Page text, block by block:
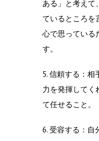
ある」と考えて
ているところを
心で思っている
す。
5. 信頼する：相
力を発揮してく
て任せること。
6. 受容する：自